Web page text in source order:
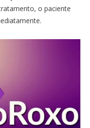
o paciente